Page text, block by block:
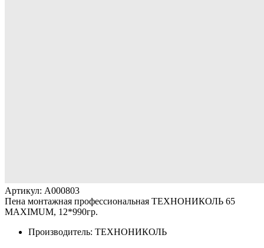
Артикул: A000803
Пена монтажная профессиональная ТЕХНОНИКОЛЬ 65
MAXIMUM, 12*990гр.
Производитель: ТЕХНОНИКОЛЬ